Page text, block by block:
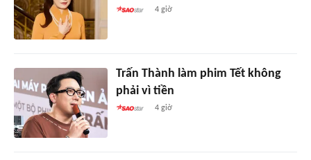
4 giờ
Trấn Thành làm phim Tết không
phải vì tiền
4 giờ